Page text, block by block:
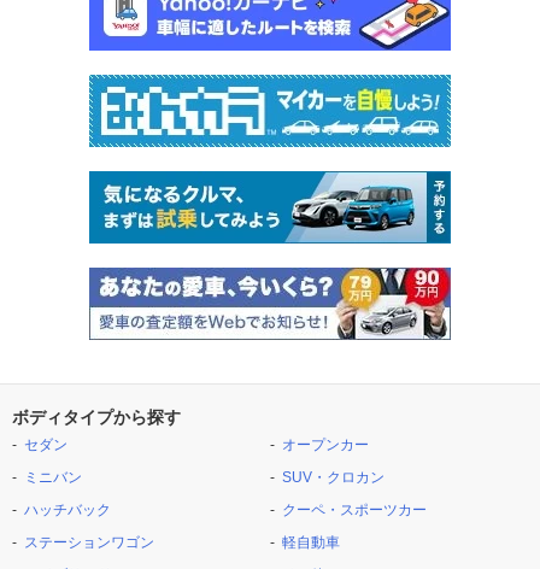
ボディタイプから探す
セダン
ミニバン
ハッチバック
ステーションワゴン
オープンカー
SUV・クロカン
クーペ・スポーツカー
軽自動車